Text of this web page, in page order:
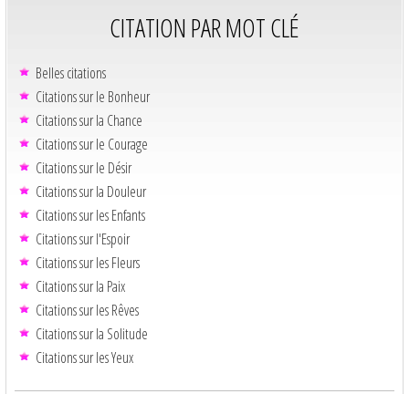
CITATION PAR MOT CLÉ
Belles citations
Citations sur le Bonheur
Citations sur la Chance
Citations sur le Courage
Citations sur le Désir
Citations sur la Douleur
Citations sur les Enfants
Citations sur l'Espoir
Citations sur les Fleurs
Citations sur la Paix
Citations sur les Rêves
Citations sur la Solitude
Citations sur les Yeux